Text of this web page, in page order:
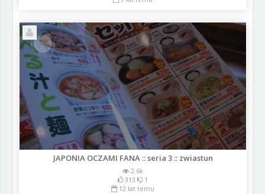
JAPONIA OCZAMI FANA :: seria 3 :: zwiastun
2.6k
313
1
12 lat temu